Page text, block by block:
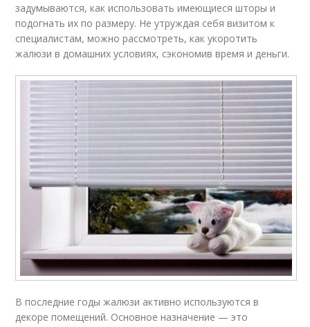
задумываются, как использовать имеющиеся шторы и
подогнать их по размеру. Не утруждая себя визитом к
специалистам, можно рассмотреть, как укоротить
жалюзи в домашних условиях, сэкономив время и деньги.
В последние годы жалюзи активно используются в
декоре помещений. Основное назначение — это